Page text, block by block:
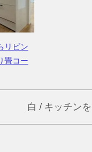
リビン
畳コー
白 / キッチン